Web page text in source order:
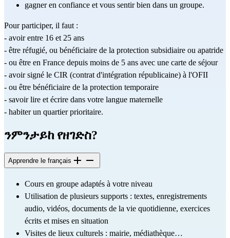
gagner en confiance et vous sentir bien dans un groupe.
Pour participer, il faut :
- avoir entre 16 et 25 ans
- être réfugié, ou bénéficiaire de la protection subsidiaire ou apatride
- ou être en France depuis moins de 5 ans avec une carte de séjour
- avoir signé le CIR (contrat d'intégration républicaine) à l'OFII
- ou être bénéficiaire de la protection temporaire
- savoir lire et écrire dans votre langue maternelle
- habiter un quartier prioritaire.
ንምንታይከ የዘገድስ?
Apprendre le français
Cours en groupe adaptés à votre niveau
Utilisation de plusieurs supports : textes, enregistrements
audio, vidéos, documents de la vie quotidienne, exercices
écrits et mises en situation
Visites de lieux culturels : mairie, médiathèque…